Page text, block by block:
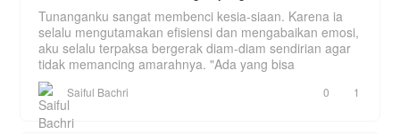
Tunanganku sangat membenci kesia-siaan. Karena ia
selalu mengutamakan efisiensi dan mengabaikan emosi,
aku selalu terpaksa bergerak diam-diam sendirian agar
tidak memancing amarahnya. "Ada yang bisa
Saiful Bachri 0 1